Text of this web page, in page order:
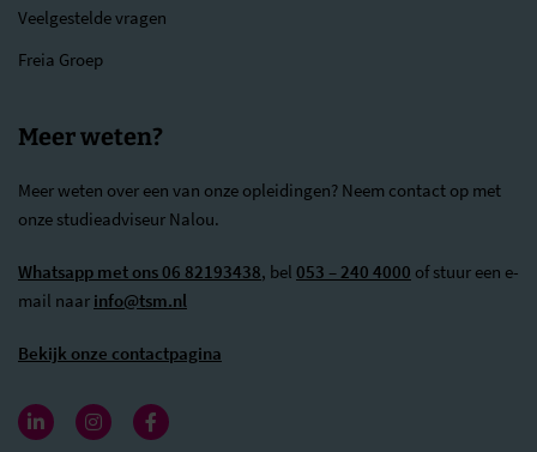
Veelgestelde vragen
Freia Groep
Meer weten?
Meer weten over een van onze opleidingen? Neem contact op met
onze studieadviseur Nalou.
Whatsapp met ons 06 82193438, bel 053 – 240 4000 of stuur een e-
mail naar info@tsm.nl
Bekijk onze contactpagina